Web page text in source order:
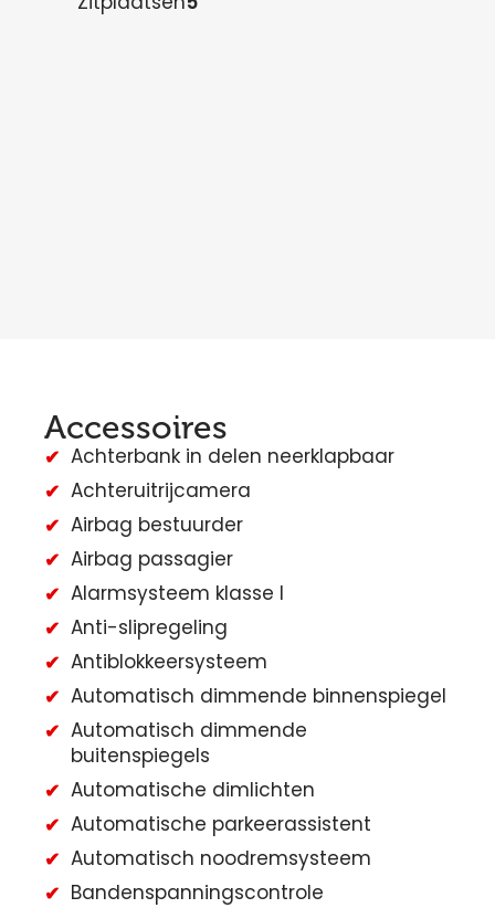
Accessoires
Achterbank in delen neerklapbaar
Achteruitrijcamera
Airbag bestuurder
Airbag passagier
Alarmsysteem klasse I
Anti-slipregeling
Antiblokkeersysteem
Automatisch dimmende binnenspiegel
Automatisch dimmende
buitenspiegels
Automatische dimlichten
Automatische parkeerassistent
Automatisch noodremsysteem
Bandenspanningscontrole